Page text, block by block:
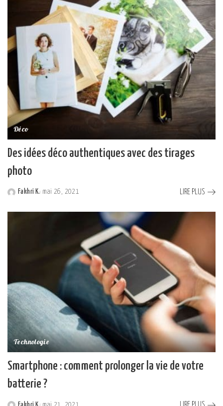
Déco
Des idées déco authentiques avec des tirages
photo
Posted
Fakhri K. mai 26, 2021 LIRE PLUS
Technologie
Smartphone : comment prolonger la vie de votre
batterie ?